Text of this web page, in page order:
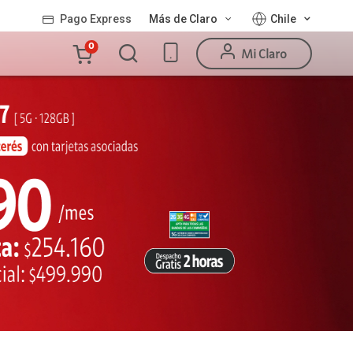
Pago Express Más de Claro Chile
Mi Claro
Carro
la
0